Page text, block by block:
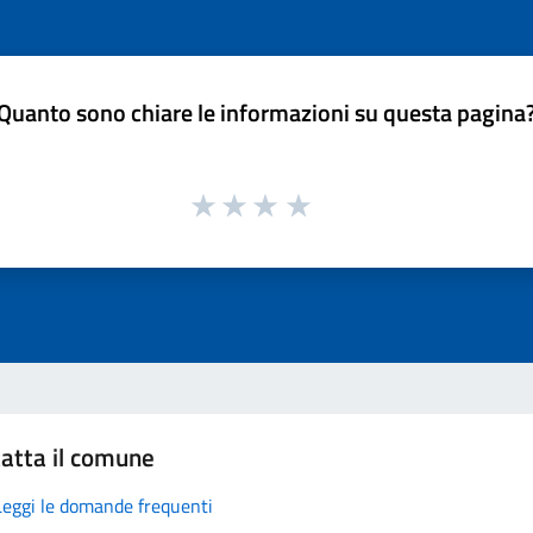
sono chiare le informazioni su questa
il comune
le domande frequenti